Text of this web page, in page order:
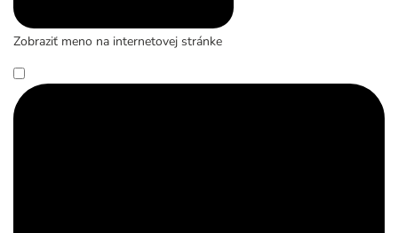
Zobraziť meno na internetovej stránke